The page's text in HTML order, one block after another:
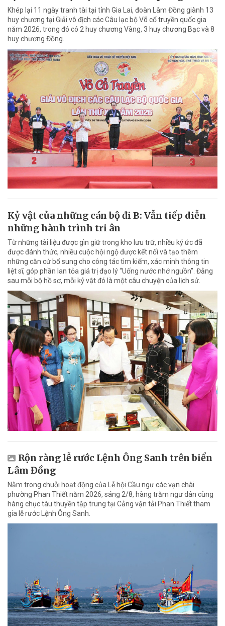
Khép lại 11 ngày tranh tài tại tỉnh Gia Lai, đoàn Lâm Đồng giành 13
huy chương tại Giải vô địch các Câu lạc bộ Võ cổ truyền quốc gia
năm 2026, trong đó có 2 huy chương Vàng, 3 huy chương Bạc và 8
huy chương Đồng.
Kỷ vật của những cán bộ đi B: Vẫn tiếp diễn
những hành trình tri ân
Từ những tài liệu được gìn giữ trong kho lưu trữ, nhiều ký ức đã
được đánh thức, nhiều cuộc hội ngộ được kết nối và tạo thêm
những căn cứ bổ sung cho công tác tìm kiếm, xác minh thông tin
liệt sĩ, góp phần lan tỏa giá trị đạo lý “Uống nước nhớ nguồn”. Đằng
sau mỗi bộ hồ sơ, mỗi kỷ vật đó là một câu chuyện của lịch sử.
Rộn ràng lễ rước Lệnh Ông Sanh trên biển
Lâm Đồng
Nằm trong chuỗi hoạt động của Lễ hội Cầu ngư các vạn chài
phường Phan Thiết năm 2026, sáng 2/8, hàng trăm ngư dân cùng
hàng chục tàu thuyền tập trung tại Cảng vận tải Phan Thiết tham
gia lễ rước Lệnh Ông Sanh.